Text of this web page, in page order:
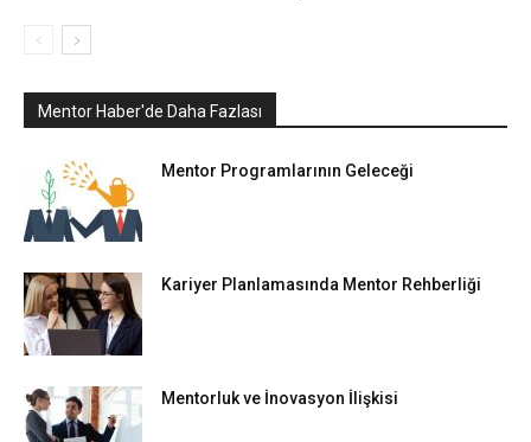
Mentor Haber'de Daha Fazlası
Mentor Programlarının Geleceği
Kariyer Planlamasında Mentor Rehberliği
Mentorluk ve İnovasyon İlişkisi